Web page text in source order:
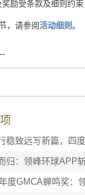
励受条款及细则约
，请参阅活动细则。